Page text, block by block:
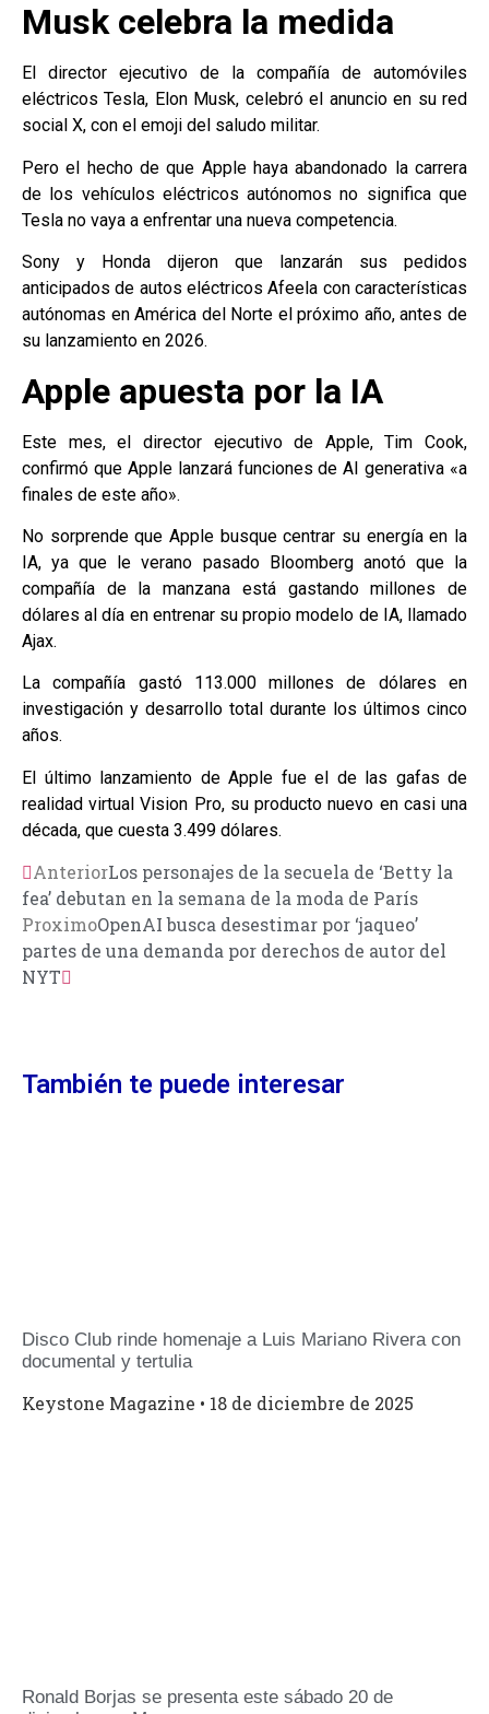
Musk celebra la medida
El director ejecutivo de la compañía de automóviles
eléctricos Tesla, Elon Musk, celebró el anuncio en su red
social X, con el emoji del saludo militar.
Pero el hecho de que Apple haya abandonado la carrera
de los vehículos eléctricos autónomos no significa que
Tesla no vaya a enfrentar una nueva competencia.
Sony y Honda dijeron que lanzarán sus pedidos
anticipados de autos eléctricos Afeela con características
autónomas en América del Norte el próximo año, antes de
su lanzamiento en 2026.
Apple apuesta por la IA
Este mes, el director ejecutivo de Apple, Tim Cook,
confirmó que Apple lanzará funciones de AI generativa «a
finales de este año».
No sorprende que Apple busque centrar su energía en la
IA, ya que le verano pasado Bloomberg anotó que la
compañía de la manzana está gastando millones de
dólares al día en entrenar su propio modelo de IA, llamado
Ajax.
La compañía gastó 113.000 millones de dólares en
investigación y desarrollo total durante los últimos cinco
años.
El último lanzamiento de Apple fue el de las gafas de
realidad virtual Vision Pro, su producto nuevo en casi una
década, que cuesta 3.499 dólares.
AnteriorLos personajes de la secuela de ‘Betty la
fea’ debutan en la semana de la moda de París
ProximoOpenAI busca desestimar por ‘jaqueo’
partes de una demanda por derechos de autor del
NYT
También te puede interesar
Disco Club rinde homenaje a Luis Mariano Rivera con
documental y tertulia
Keystone Magazine 18 de diciembre de 2025
Ronald Borjas se presenta este sábado 20 de